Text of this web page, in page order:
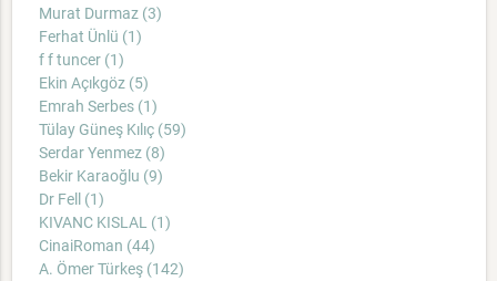
Murat Durmaz (3)
Ferhat Ünlü (1)
f f tuncer (1)
Ekin Açıkgöz (5)
Emrah Serbes (1)
Tülay Güneş Kılıç (59)
Serdar Yenmez (8)
Bekir Karaoğlu (9)
Dr Fell (1)
KIVANC KISLAL (1)
CinaiRoman (44)
A. Ömer Türkeş (142)